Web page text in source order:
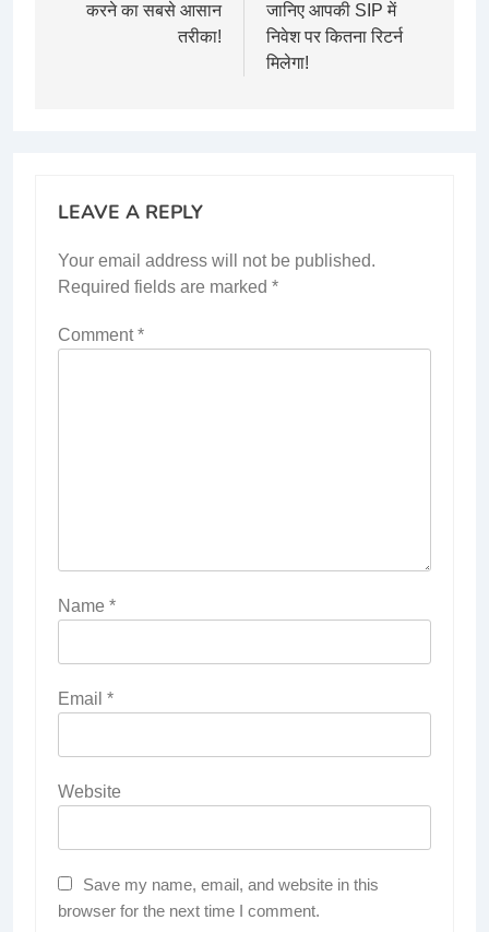
करने का सबसे आसान
तरीका!
जानिए आपकी SIP में
निवेश पर कितना रिटर्न
मिलेगा!
LEAVE A REPLY
Your email address will not be published.
Required fields are marked *
Comment*
Name *
Email *
Website
Save my name, email, and website in this
browser for the next time I comment.